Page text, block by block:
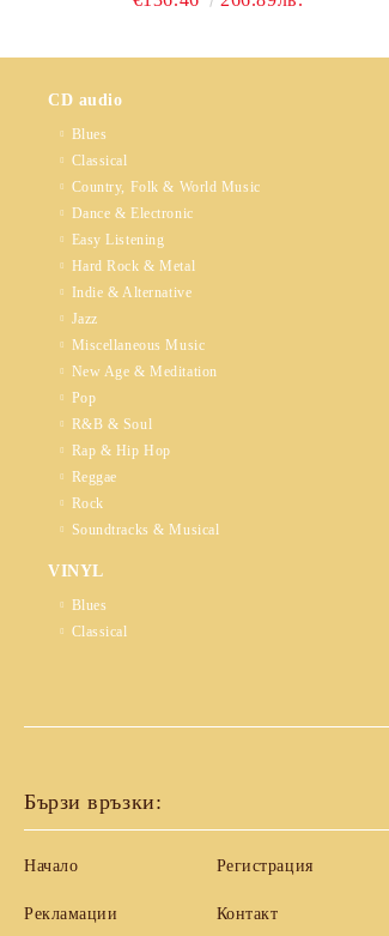
CD audio
Blues
Classical
Country, Folk & World Music
Dance & Electronic
Easy Listening
Hard Rock & Metal
Indie & Alternative
Jazz
Miscellaneous Music
New Age & Meditation
Pop
R&B & Soul
Rap & Hip Hop
Reggae
Rock
Soundtracks & Musical
VINYL
Blues
Classical
Бързи връзки:
Начало
Рекламации
Регистрация
Контакт